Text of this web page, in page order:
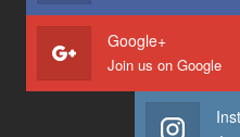
Google+
Join us on Google